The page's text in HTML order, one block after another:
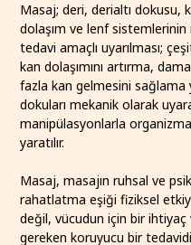
Masaj; deri, derialtı dokusu,
dolaşım ve lenf
tedavi amaçlı uyarılması;
kan dolaşımını artırma,
fazla kan gelmesini
dokuları mekanik olarak
manipülasyonlarla
yaratılır.
Masaj, masajın ruhsal ve
rahatlatma eşiği fiziksel
değil, vücudun için bir ihtiyaç
gereken koruyucu bir